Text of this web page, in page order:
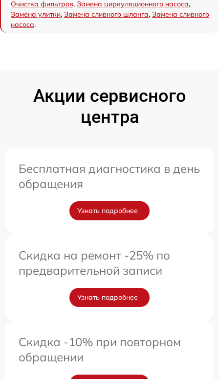
Очистка фильтров, Замена циркуляционного насоса,
Замена улитки, Замена сливного шланга, Замена сливного
насоса.
Акции сервисного
центра
Бесплатная диагностика в день
обращения
Узнать подробнее
Скидка на ремонт -25% по
предварительной записи
Узнать подробнее
Скидка -10% при повторном
обращении